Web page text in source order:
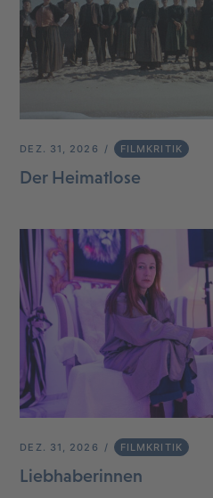
DEZ. 31, 2026 FILMKRITIK
Der Heimatlose
DEZ. 31, 2026 FILMKRITIK
Liebhaberinnen